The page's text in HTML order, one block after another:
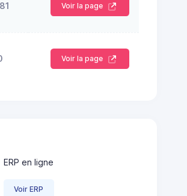
Voir la page
Voir la page
ERP en ligne
Voir ERP